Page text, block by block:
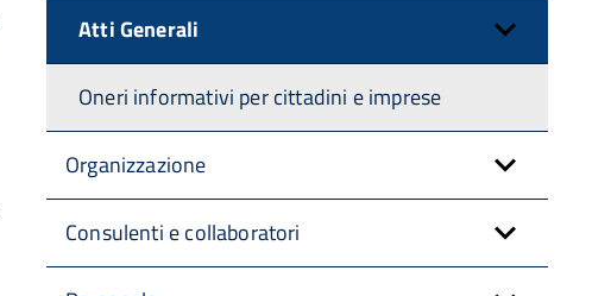
Atti Generali
Oneri informativi per cittadini e imprese
Organizzazione
Consulenti e collaboratori